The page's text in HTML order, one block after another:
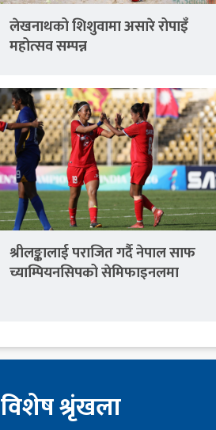
लेखनाथको शिशुवामा असारे रोपाइँ
महोत्सव सम्पन्न
श्रीलङ्कालाई पराजित गर्दै नेपाल साफ
च्याम्पियनसिपको सेमिफाइनलमा
विशेष श्रृंखला